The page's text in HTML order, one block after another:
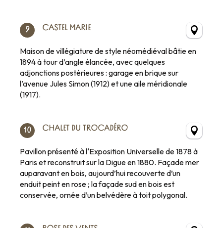
9 CASTEL MARIE
Maison de villégiature de style néomédiéval bâtie en
1894 à tour d’angle élancée, avec quelques
adjonctions postérieures : garage en brique sur
l’avenue Jules Simon (1912) et une aile méridionale
(1917).
10 CHALET DU TROCADÉRO
Pavillon présenté à l‘Exposition Universelle de 1878 à
Paris et reconstruit sur la Digue en 1880. Façade mer
auparavant en bois, aujourd’hui recouverte d’un
enduit peint en rose ; la façade sud en bois est
conservée, ornée d’un belvédère à toit polygonal.